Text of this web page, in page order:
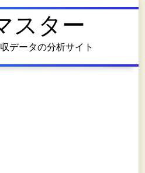
マスター
データの分析サイト